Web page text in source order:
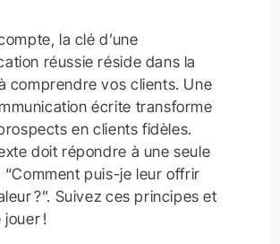
la clé d’une
réussie réside dans la
comprendre vos clients. Une
écrite transforme
en clients fidèles.
doit répondre à une seule
“Comment puis-je leur offrir
?”. Suivez ces principes et
!